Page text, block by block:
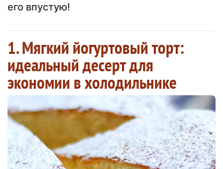
его впустую!
1. Мягкий йогуртовый торт:
идеальный десерт для
экономии в холодильнике